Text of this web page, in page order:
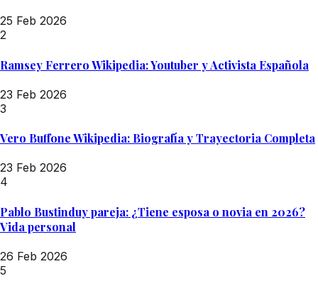
25 Feb 2026
2
Ramsey Ferrero Wikipedia: Youtuber y Activista Española
23 Feb 2026
3
Vero Buffone Wikipedia: Biografía y Trayectoria Completa
23 Feb 2026
4
Pablo Bustinduy pareja: ¿Tiene esposa o novia en 2026?
Vida personal
26 Feb 2026
5